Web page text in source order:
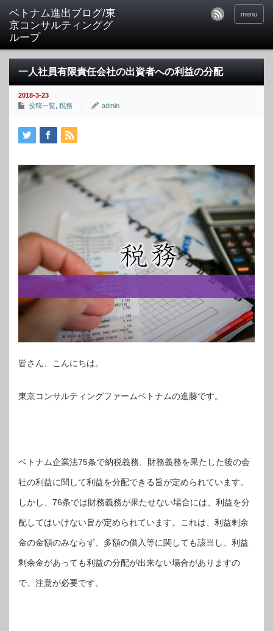
ベトナム進出ブログ/東
京コンサルティンググ
ループ
menu
一人社員有限責任会社の出資者への利益の分配
2018-3-23
投稿一覧 税務 admin
皆さん、こんにちは。
東京コンサルティングファームベトナムの進藤です。
ベトナム企業法75条で納税義務、財務義務を果たした後の会
社の利益に関して利益を分配できる旨が定められています。
しかし、76条では財務義務が果たせない場合には、利益を分
配してはいけない旨が定められています。これは、利益剰余
金の金額のみならず、多額の借入等に関しても該当し、利益
剰余金があっても利益の分配が出来ない場合がありますの
で、注意が必要です。